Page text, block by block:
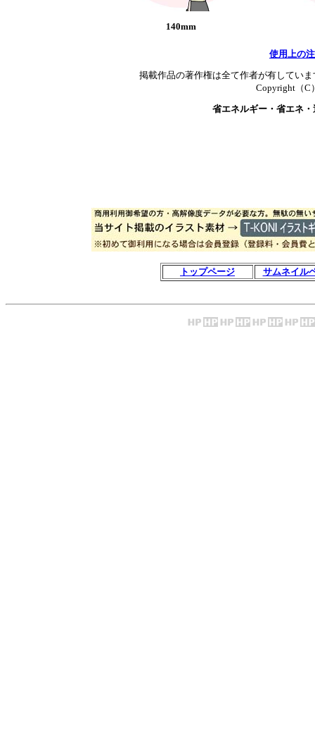
140mm
使用上の
掲載作品の著作権は全て作者が有してい
Copyright（C
省エネルギー・省エネ
トップページ サムネイル